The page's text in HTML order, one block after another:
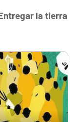
la tierra